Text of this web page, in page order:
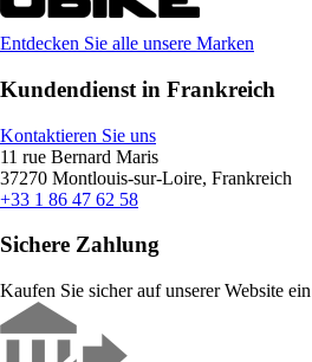
Entdecken Sie alle unsere Marken
Kundendienst in Frankreich
Kontaktieren Sie uns
11 rue Bernard Maris
37270 Montlouis-sur-Loire, Frankreich
+33 1 86 47 62 58
Sichere Zahlung
Kaufen Sie sicher auf unserer Website ein